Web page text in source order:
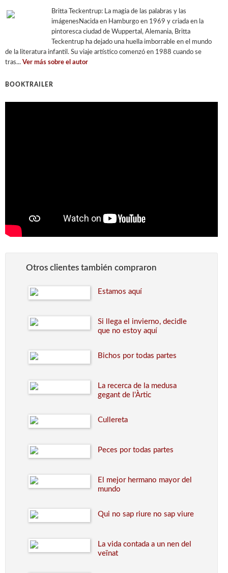
Britta Teckentrup: La magia de las palabras y las
imágenesNacida en Hamburgo en 1969 y criada en la
pintoresca ciudad de Wuppertal, Alemania, Britta
Teckentrup ha dejado una huella imborrable en el mundo
de la literatura infantil. Su viaje artístico comenzó en 1988 cuando se
tras... Ver más sobre el autor
BOOKTRAILER
Otros clientes también compraron
Estamos aquí
Si llega el invierno, decidle
que no estoy aquí
Bichos por todas partes
La recerca de la medusa
gegant de l'Àrtic
Cullereta
Peces por todas partes
El mejor hermano mayor del
mundo
Qui no sap riure no sap viure
La vida contada a un nen del
veïnat